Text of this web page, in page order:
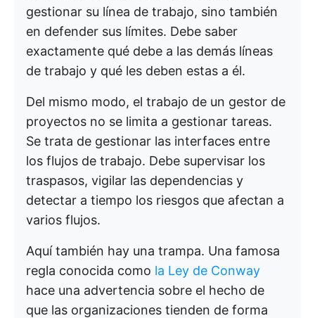
gestionar su línea de trabajo, sino también
en defender sus límites. Debe saber
exactamente qué debe a las demás líneas
de trabajo y qué les deben estas a él.
Del mismo modo, el trabajo de un gestor de
proyectos no se limita a gestionar tareas.
Se trata de gestionar las interfaces entre
los flujos de trabajo. Debe supervisar los
traspasos, vigilar las dependencias y
detectar a tiempo los riesgos que afectan a
varios flujos.
Aquí también hay una trampa. Una famosa
regla conocida como la Ley de Conway
hace una advertencia sobre el hecho de
que las organizaciones tienden de forma